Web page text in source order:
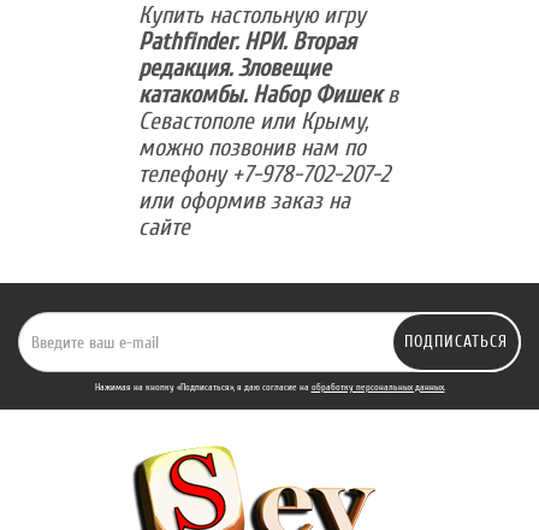
Купить настольную игру
Pathfinder. НРИ. Вторая
редакция. Зловещие
катакомбы. Набор Фишекв
Севастополе или Крыму,
можно позвонив нам по
телефону +7-978-702-207-2
или оформив заказ на
сайте
ПОДПИСАТЬСЯ
Нажимая на кнопку «Подписаться», я даю cогласие на обработку персональных данных.